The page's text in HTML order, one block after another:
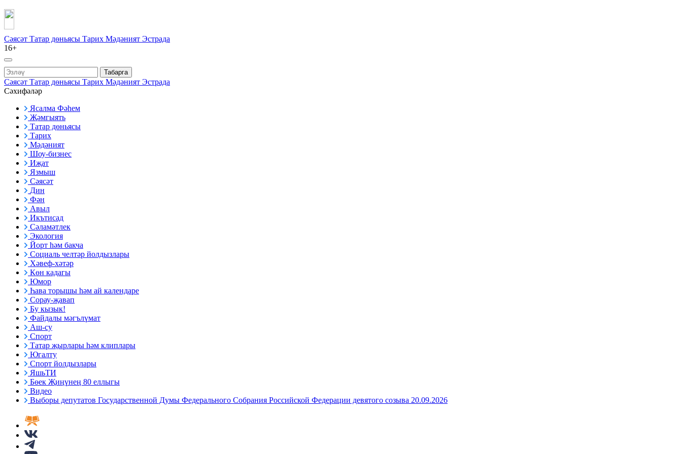
Сәясәт Татар дөньясы Тарих Мәдәният Эстрада
16+
Табарга
Сәясәт Татар дөньясы Тарих Мәдәният Эстрада
Сәхифәләр
Ясалма Фәһем
Җәмгыять
Татар дөньясы
Тарих
Мәдәният
Шоу-бизнес
Иҗат
Язмыш
Сәясәт
Дин
Фән
Авыл
Икътисад
Сәламәтлек
Экология
Йорт һәм бакча
Социаль челтәр йолдызлары
Хәвеф-хәтәр
Көн кадагы
Юмор
Һава торышы һәм ай календаре
Сорау-җавап
Бу кызык!
Файдалы мәгълүмат
Аш-су
Спорт
Татар җырлары һәм клиплары
Югалту
Спорт йолдызлары
ЯшьТИ
Бөек Җиңүнең 80 еллыгы
Видео
Выборы депутатов Государственной Думы Федерального Собрания Российской Федерации девятого созыва 20.09.2026